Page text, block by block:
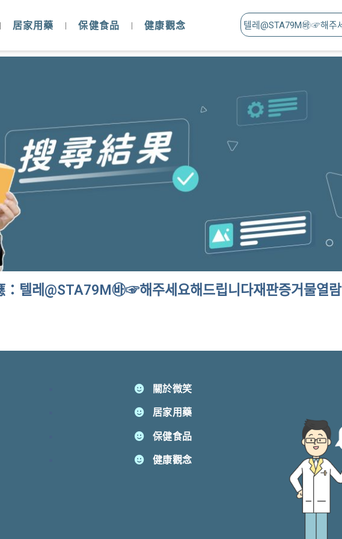
居家用藥 保健食品 健康觀念
텔레@STA79M㉳☞해주세요해드립니다재판증거물열람
關於微笑
居家用藥
保健食品
健康觀念